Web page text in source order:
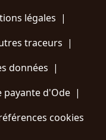
légales |
traceurs |
données |
payante d'Ode |
cookies